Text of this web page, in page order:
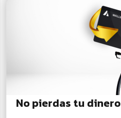
No pierdas tu dinero